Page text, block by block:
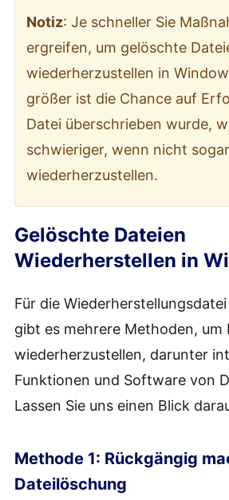
Notiz: Je schneller Sie
ergreifen, um gelöschte
wiederherzustellen in
größer ist die Chance auf
Datei überschrieben wurde,
schwieriger, wenn nicht
wiederherzustellen.
Gelöschte Dateien
Wiederherstellen in
Für die
gibt es mehrere Methoden, um
wiederherzustellen, darunter
Funktionen und Software von
Lassen Sie uns einen Blick
Methode 1: Rückgängig
Dateilöschung